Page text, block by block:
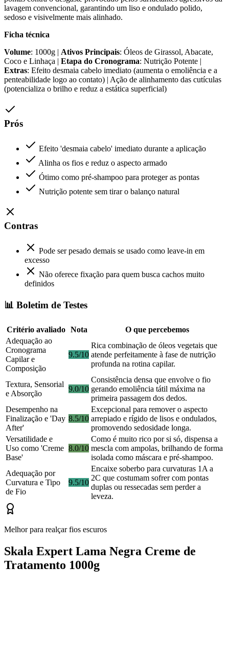
lavagem convencional, garantindo um liso e ondulado polido,
sedoso e visivelmente mais alinhado.
Ficha técnica
Volume: 1000g | Ativos Principais: Óleos de Girassol, Abacate,
Coco e Linhaça | Etapa do Cronograma: Nutrição Potente |
Extras: Efeito desmaia cabelo imediato (aumenta o emoliência e a
penteabilidade logo ao contato) | Ação de alinhamento das cutículas
(potencializa o brilho e reduz a estática superficial)
Prós
Efeito 'desmaia cabelo' imediato durante a aplicação
Alinha os fios e reduz o aspecto armado
Ótimo como pré-shampoo para proteger as pontas
Nutrição potente sem tirar o balanço natural
Contras
Pode ser pesado demais se usado como leave-in em
excesso
Não oferece fixação para quem busca cachos muito
definidos
📊 Boletim de Testes
Critério avaliado Nota
O que percebemos
Adequação ao
Cronograma
Capilar e
Composição
9.5/10
Rica combinação de óleos vegetais que
atende perfeitamente à fase de nutrição
profunda na rotina capilar.
Textura, Sensorial
e Absorção
9.0/10
Consistência densa que envolve o fio
gerando emoliência tátil máxima na
primeira passagem dos dedos.
Desempenho na
Finalização e 'Day
After'
8.5/10
Excepcional para remover o aspecto
arrepiado e rígido de lisos e ondulados,
promovendo sedosidade longa.
Versatilidade e
Uso como 'Creme
Base'
8.0/10
Como é muito rico por si só, dispensa a
mescla com ampolas, brilhando de forma
isolada como máscara e pré-shampoo.
Adequação por
Curvatura e Tipo
de Fio
9.5/10
Encaixe soberbo para curvaturas 1A a
2C que costumam sofrer com pontas
duplas ou ressecadas sem perder a
leveza.
Melhor para realçar fios escuros
Skala Expert Lama Negra Creme de
Tratamento 1000g